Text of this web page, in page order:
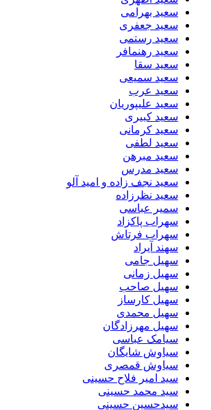
سعید بهرامی
سعید جعفری
سعید رستمی
سعید رهنمافر
سعید سقا
سعید سمیعی
سعید عرب
سعید علیپوریان
سعید کبیری
سعید کرمانی
سعید لطفی
سعید مبرهن
سعید مدرس
سعید نجف زاده و امید آلو
سعید نظرزاده
سمیر عباسی
سهراب پاکزاد
سهراب فرتاش
سهند آیراد
سهیل جامی
سهیل زمانی
سهیل صاحب
سهیل کارساز
سهیل محمدی
سهیل مهرزادگان
سیامک عباسی
سیاوش شایگان
سیاوش قمصری
سید امیر فلاح حسینی
سید محمد حسینی
سیدحسین حسینی